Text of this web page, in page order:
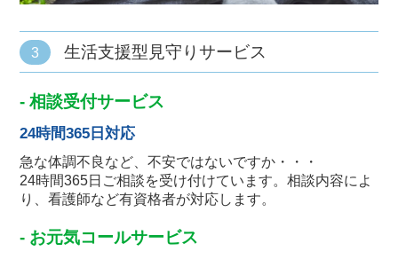
3 生活支援型見守りサービス
- 相談受付サービス
24時間365日対応
急な体調不良など、不安ではないですか・・・
24時間365日ご相談を受け付けています。相談内容によ
り、看護師など有資格者が対応します。
- お元気コールサービス